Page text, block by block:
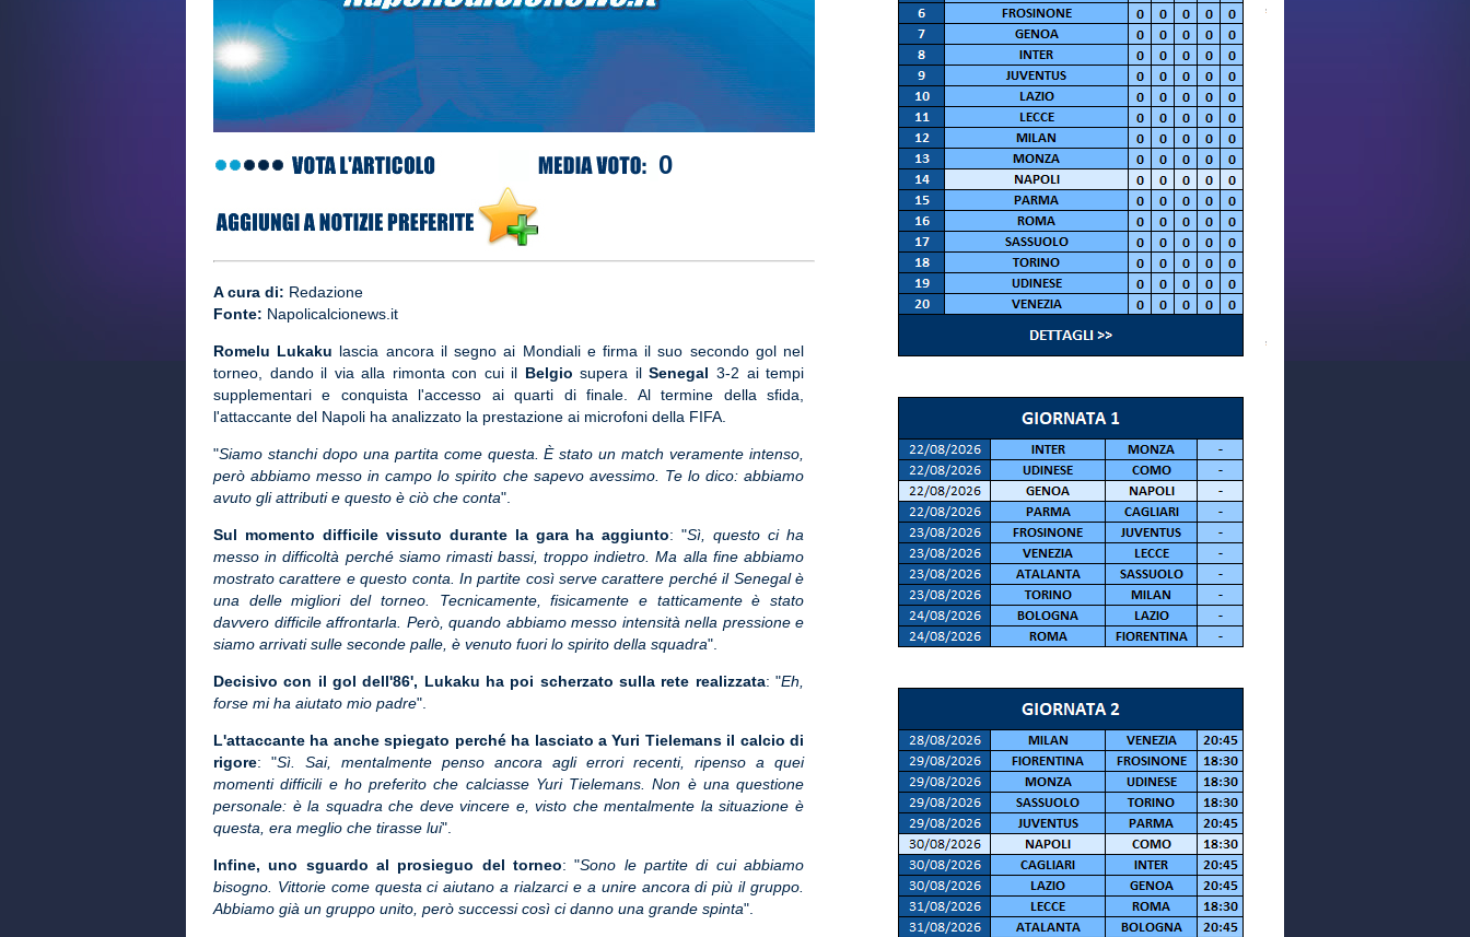
0
A cura di: Redazione
Fonte: Napolicalcionews.it
Romelu Lukaku lascia ancora il segno ai Mondiali e firma il suo secondo gol nel
torneo, dando il via alla rimonta con cui il Belgiosupera ilSenegal 3-2 ai tempi
supplementari e conquista l'accesso ai quarti di finale. Al termine della sfida,
l'attaccante del Napoli ha analizzato la prestazione ai microfoni della FIFA.
"Siamo stanchi dopo una partita come questa. È stato un match veramente intenso,
però abbiamo messo in campo lo spirito che sapevo avessimo. Te lo dico: abbiamo
avuto gli attributi e questo è ciò che conta".
Sul momento difficile vissuto durante la gara ha aggiunto: "Sì, questo ci ha
messo in difficoltà perché siamo rimasti bassi, troppo indietro. Ma alla fine abbiamo
mostrato carattere e questo conta. In partite così serve carattere perché il Senegal è
una delle migliori del torneo. Tecnicamente, fisicamente e tatticamente è stato
davvero difficile affrontarla. Però, quando abbiamo messo intensità nella pressione e
siamo arrivati sulle seconde palle, è venuto fuori lo spirito della squadra".
Decisivo con il gol dell'86', Lukaku ha poi scherzato sulla rete realizzata: "Eh,
forse mi ha aiutato mio padre".
L'attaccante ha anche spiegato perché ha lasciato a Yuri Tielemans il calcio di
rigore: "Sì. Sai, mentalmente penso ancora agli errori recenti, ripenso a quei
momenti difficili e ho preferito che calciasse Yuri Tielemans. Non è una questione
personale: è la squadra che deve vincere e, visto che mentalmente la situazione è
questa, era meglio che tirasse lui".
Infine, uno sguardo al prosieguo del torneo: "Sono le partite di cui abbiamo
bisogno. Vittorie come questa ci aiutano a rialzarci e a unire ancora di più il gruppo.
Abbiamo già un gruppo unito, però successi così ci danno una grande spinta".